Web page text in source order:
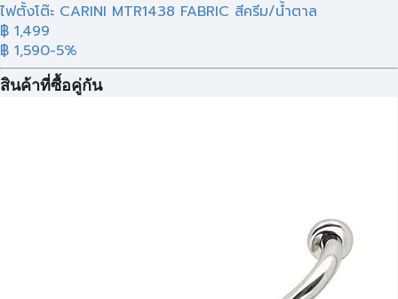
ไฟตั้งโต๊ะ CARINI MTR1438 FABRIC สีครีม/น้ำตาล
฿ 1,499
฿ 1,590-5%
สินค้าที่ซื้อคู่กัน